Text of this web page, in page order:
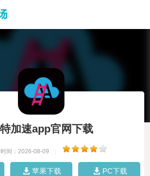
加速app官网下载
时间：2026-08-09
苹果下载 PC下载